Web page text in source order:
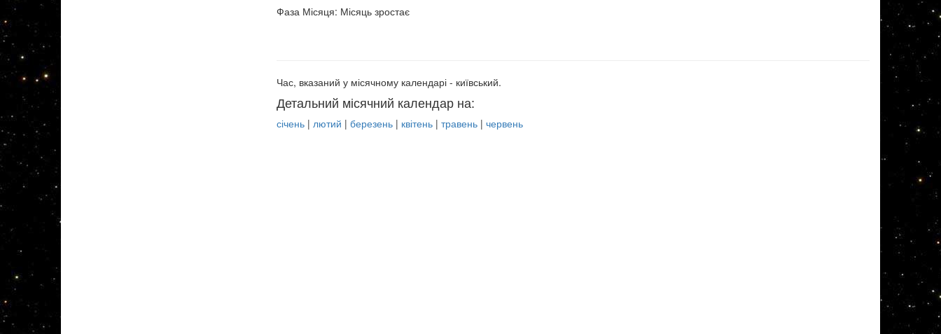
Фаза Місяця: Місяць зростає
Час, вказаний у місячному календарі - київський.
Детальний місячний календар на:
січень| лютий | березень| квітень| травень| червень